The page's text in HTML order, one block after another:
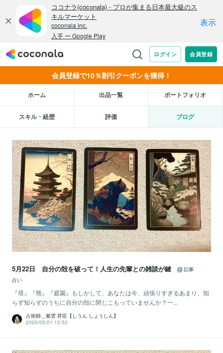
会員登録で10％割引クーポンを獲得！
ホーム 出品一覧 ポートフォリオ
スキル・経歴 評価 ブログ
5月22日 自分の殻を破って！人生の先輩との雑談が鍵
記事
占い
『塔』『熊』『庭園』もしかして、あなたは今、頑張りすぎるあまり、知
らず知らずのうちに自分の殻に閉じこもっていませんか？一...
占術師＿紫雲 昇臣【しうん しょうしん】
2025/05/21 12:52